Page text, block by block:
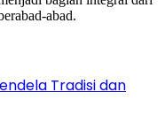
Tradisi dan